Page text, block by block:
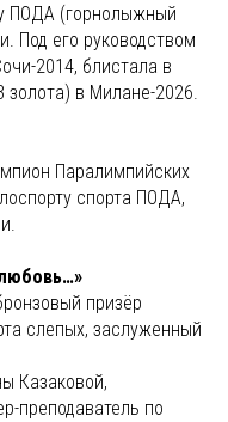
ПОДА (горнолыжный
Под его руководством
2014, блистала в
золота) в Милане-2026.
Паралимпийских
спорта ПОДА,
призёр
слепых, заслуженный
Казаковой,
преподаватель по